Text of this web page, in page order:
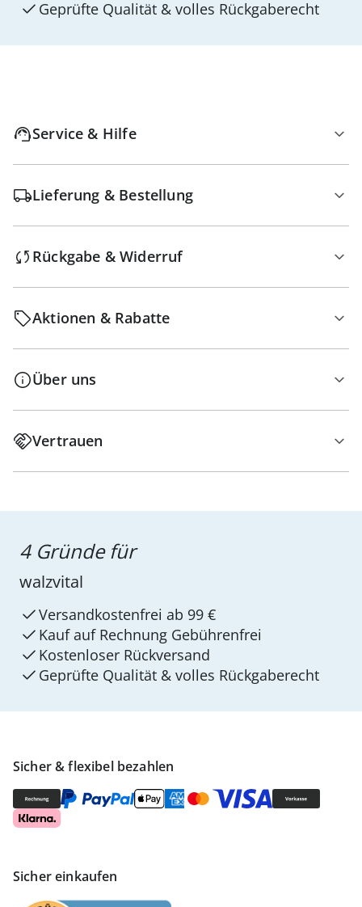
Geprüfte Qualität & volles Rückgaberecht
Service & Hilfe
Lieferung & Bestellung
Rückgabe & Widerruf
Aktionen & Rabatte
Über uns
Vertrauen
Sicher & flexibel bezahlen
Sicher einkaufen
4 Gründe für
walzvital
Versandkostenfrei ab 99 €
Kauf auf Rechnung Gebührenfrei
Kostenloser Rückversand
Geprüfte Qualität & volles Rückgaberecht